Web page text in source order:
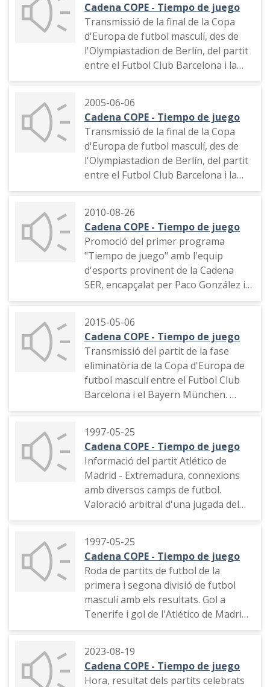
Cadena COPE - Tiempo de juego
Transmissió de la final de la Copa
d'Europa de futbol masculí, des de
l'Olympiastadion de Berlín, del partit
entre el Futbol Club Barcelona i la
Juventus. El Barça guanya 3 a 1 i
del gol de Rakitić.
Naracció del gol d'Álvaro Morata per
a la Juventus.
Narració del gol de Luis Suárez.
Narració del gol de Neymar.
2005-06-06
Cadena COPE - Tiempo de juego
Transmissió de la final de la Copa
d'Europa de futbol masculí, des de
l'Olympiastadion de Berlín, del partit
entre el Futbol Club Barcelona i la
Juventus. EL Barça guanya 3 a 1 i
Narració del gol de Rakitić.
Naracció del gol d'Álvaro Morata per
a la Juventus
Narració del gol de Luis Suárez.
Narració del gol de Neymar.
2010-08-26
Cadena COPE - Tiempo de juego
Promoció del primer programa
"Tiempo de juego" amb l'equip
d'esports provinent de la Cadena
SER, encapçalat per Paco González i
Pepe Domingo Castaño.
2015-05-06
Cadena COPE - Tiempo de juego
Transmissió del partit de la fase
eliminatòria de la Copa d'Europa de
futbol masculí entre el Futbol Club
Barcelona i el Bayern München.
al Bayern que suposa l'empat. Minut
31 de la segona part. Narració d'una
jugada que pot ser penalti i del
primer gol de Leo Messi.
Narració del segon gol de Leo Messi.
Narració del gol de Neymar.
1997-05-25
Cadena COPE - Tiempo de juego
Informació del partit Atlético de
Madrid - Extremadura, connexions
amb diversos camps de futbol.
Valoració arbitral d'una jugada del
partit Athletic Club - Real Madrid.
Extremadura, gol del Sporting de
Gijón, entrevista als jugadors
Basualdo, de l'Extremadura, i al
Cholo Simeone de l'Atlètico de
Madrid. Informació dels resultats de
diversos partits, entrevista al
jugador Loren del Sevilla. Informació
de diversos partits, valoració arbitral
d'una jugada, informació de diversos
partits, repàs al marcador de
1997-05-25
Cadena COPE - Tiempo de juego
Roda de partits de futbol de la
primera i segona divisió de futbol
masculí amb els resultats. Gol a
Tenerife i gol de l'Atlético de Madrid.
Narració del partit Sevilla - Rayo
partits Alavés-Osasuna, Badajoz-
Salamanca, Mallorca-Barcelona B. i
2023-08-19
Cadena COPE - Tiempo de juego
Hora, resultat dels partits celebrats